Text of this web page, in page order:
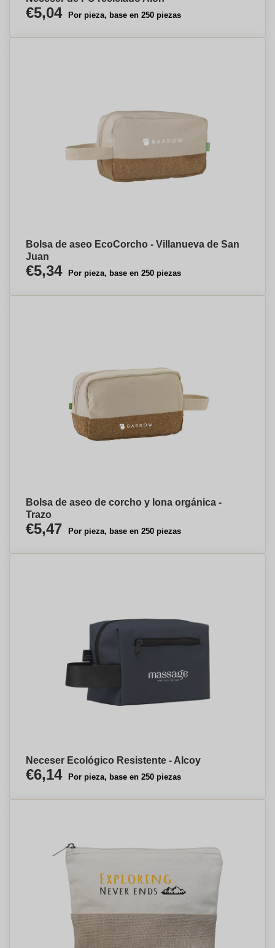
€5,04 Por pieza, base en 250 piezas
Bolsa de aseo EcoCorcho - Villanueva de San
Juan
€5,34 Por pieza, base en 250 piezas
Bolsa de aseo de corcho y lona orgánica -
Trazo
€5,47 Por pieza, base en 250 piezas
Neceser Ecológico Resistente - Alcoy
€6,14 Por pieza, base en 250 piezas